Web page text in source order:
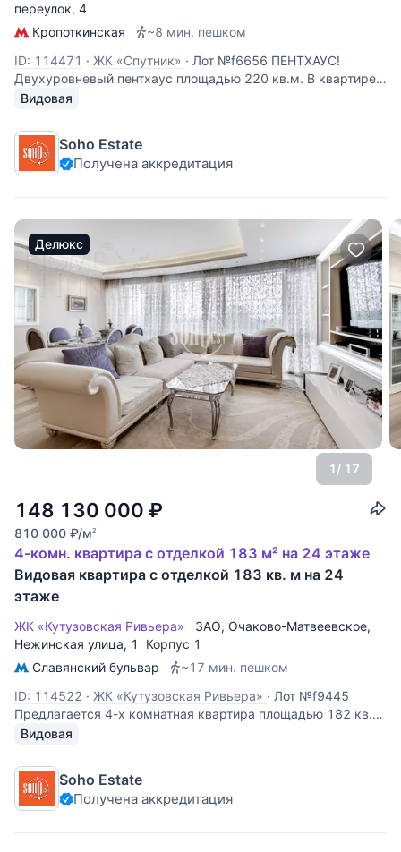
переулок, 4
Кропоткинская
~8 мин. пешком
ID: 114471 · ЖК «Спутник» · Лот №f6656 ПЕНТХАУС!
Двухуровневый пентхаус площадью 220 кв.м. В квартире
выполнен качественный ремонт, функциональная
комната, гостевой с/у, основная спальня с большой
гардеробной (с окном) и ванной
Видовая
Soho Estate
Получена аккредитация
Делюкс
1/ 17
148 130 000 ₽
810 000 ₽/м2
4-комн. квартира с отделкой 183 м² на 24 этаже
Видовая квартира с отделкой 183 кв. м на 24
этаже
ЖК «Кутузовская Ривьера» ЗАО, Очаково-Матвеевское,
Нежинская улица, 1
Корпус 1
Славянский бульвар
~17 мин. пешком
ID: 114522 · ЖК «Кутузовская Ривьера» · Лот №f9445
Предлагается 4-х комнатная квартира площадью 182 кв.м.
с авторской отделкой в стиле современной классики.
ванной и гардеробной комнатами, 2 детские комнаты со
своим санузлом, гостевой
Видовая
Soho Estate
Получена аккредитация